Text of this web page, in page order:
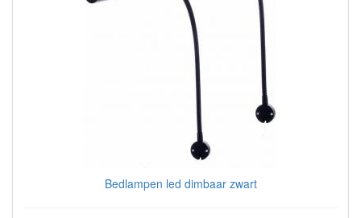
Bedlampen led dimbaar zwart